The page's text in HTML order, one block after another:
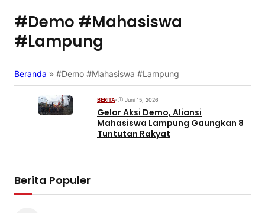
#Demo #Mahasiswa
#Lampung
Beranda » #Demo #Mahasiswa #Lampung
BERITA• Juni 15, 2026
Gelar Aksi Demo, Aliansi
Mahasiswa Lampung Gaungkan 8
Tuntutan Rakyat
Berita Populer